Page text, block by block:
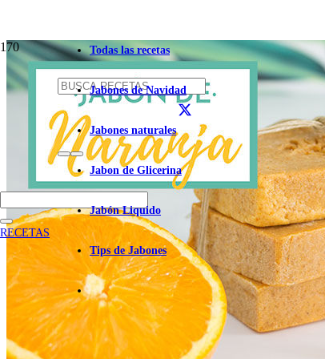
Todas las recetas
Jabones de Navidad
Jabones naturales
Jabon de Glicerina
Jabón Liquido
Tips de Jabones
RECETAS